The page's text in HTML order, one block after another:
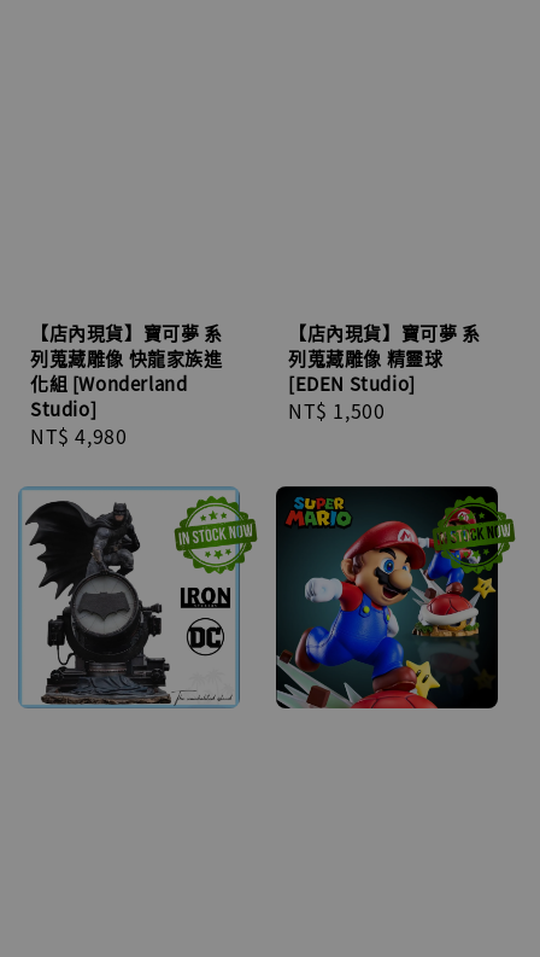
【店內現貨】寶可夢 系
列蒐藏雕像 快龍家族進
化組 [Wonderland
Studio]
Regular
NT$ 4,980
【店內現貨】寶可夢 系
列蒐藏雕像 精靈球
[EDEN Studio]
Regular
NT$ 1,500